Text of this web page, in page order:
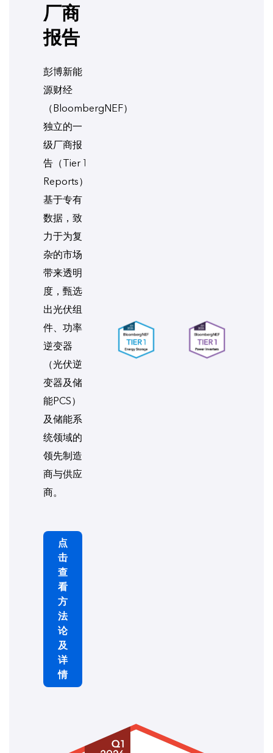
厂商
报告
彭博新能
源财经
（BloombergNEF）
独立的一
级厂商报
告（Tier 1
Reports）
基于专有
数据，致
力于为复
杂的市场
带来透明
度，甄选
出光伏组
件、功率
逆变器
（光伏逆
变器及储
能PCS）
及储能系
统领域的
领先制造
商与供应
商。
点
击
查
看
方
法
论
及
详
情